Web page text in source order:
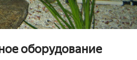
оборудование